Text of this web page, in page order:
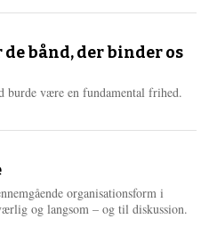
bånd, der binder os
burde være en fundamental frihed.
organisationsform i
og langsom – og til diskussion.